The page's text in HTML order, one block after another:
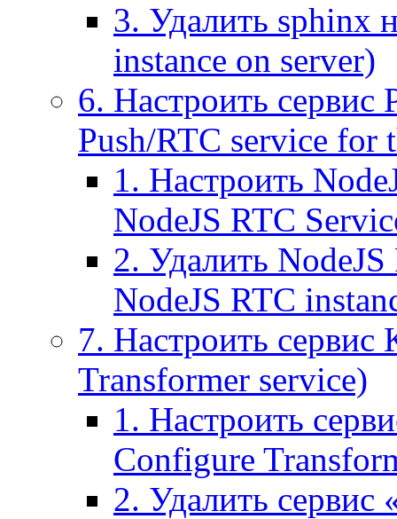
3. Удалить sphinx
instance on server)
6. Настроить
Push/RTC service for
1. Настроить
NodeJS RTC
2. Удалить
NodeJS RTC
7. Настроить
Transformer service)
1. Настроить
Configure
2. Удалить сервис